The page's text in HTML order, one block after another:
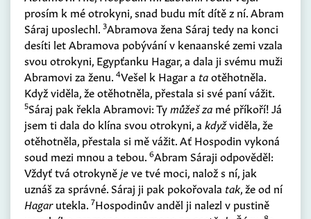
prosím k mé otrokyni, snad budu mít dítě z ní. Abram
Sáraj uposlechl. 3Abramova žena Sáraj tedy na konci
desíti let Abramova pobývání v kenaanské zemi vzala
svou otrokyni, Egypťanku Hagar, a dala ji svému muži
Abramovi za ženu. 4Vešel k Hagar a taotěhotněla.
Když viděla, že otěhotněla, přestala si své paní vážit.
5Sáraj pak řekla Abramovi: Tymůžeš za mé příkoří! Já
jsem ti dala do klína svou otrokyni, a kdyžviděla, že
otěhotněla, přestala si mě vážit. Ať Hospodin vykoná
soud mezi mnou a tebou. 6Abram Sáraji odpověděl:
Vždyť tvá otrokynějeve tvé moci, nalož s ní, jak
uznáš za správné. Sáraj ji pak pokořovala tak, že od ní
Hagarutekla. 7Hospodinův anděl ji nalezl v pustině